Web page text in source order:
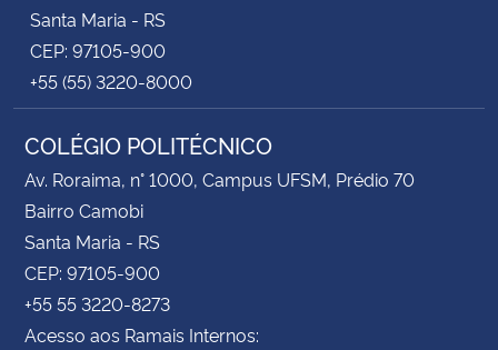
Gabinete de Segurança Institucional
Advocacia-Geral da União
Banco Central do Brasil
Santa Maria - RS
CEP: 97105-900
+55 (55) 3220-8000
COLÉGIO POLITÉCNICO
Av. Roraima, n° 1000, Campus UFSM, Prédio 70
Bairro Camobi
Santa Maria - RS
CEP: 97105-900
+55 55 3220-8273
Acesso aos Ramais Internos: